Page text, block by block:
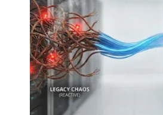
블로그
자료실
기술지원